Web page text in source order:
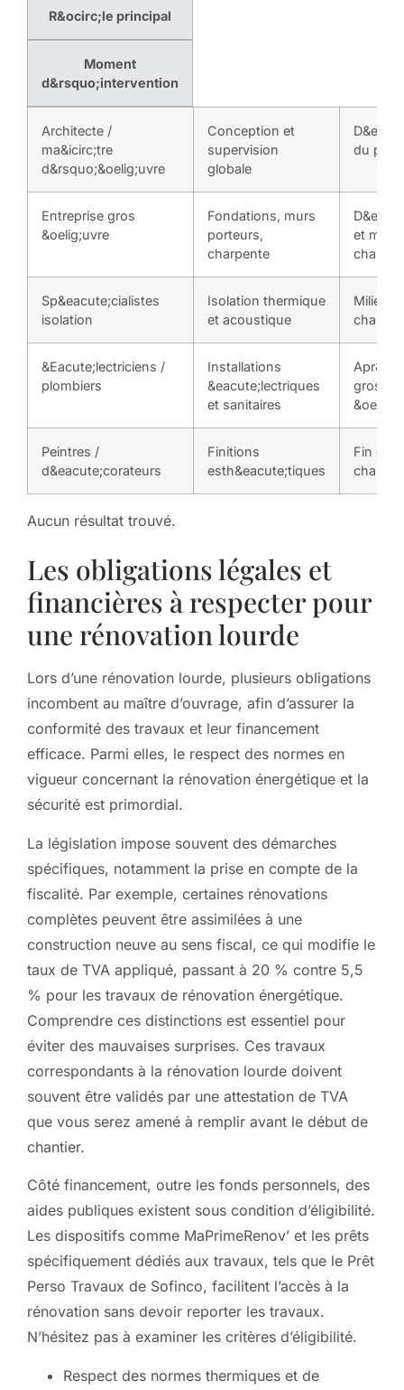
R&ocirc;le principal
Moment
d&rsquo;intervention
Architecte /
ma&icirc;tre
d&rsquo;&oelig;uvre
Conception et
supervision
globale
du
Entreprise gros
&oelig;uvre
Fondations, murs
porteurs,
charpente
et
chantier
Sp&eacute;cialistes
isolation
Isolation thermique
et acoustique
Milieu
chantier
&Eacute;lectriciens /
plombiers
Installations
&eacute;lectriques
et sanitaires
gros
Peintres /
d&eacute;corateurs
Finitions
esth&eacute;tiques
Fin de
chantier
Aucun résultat trouvé.
Les obligations légales et
financières à respecter pour
une rénovation lourde
Lors d’une rénovation lourde, plusieurs obligations
incombent au maître d’ouvrage, afin d’assurer la
conformité des travaux et leur financement
efficace. Parmi elles, le respect des normes en
vigueur concernant la rénovation énergétique et la
sécurité est primordial.
La législation impose souvent des démarches
spécifiques, notamment la prise en compte de la
fiscalité. Par exemple, certaines rénovations
complètes peuvent être assimilées à une
construction neuve au sens fiscal, ce qui modifie le
taux de TVA appliqué, passant à 20 % contre 5,5
% pour les travaux de rénovation énergétique.
Comprendre ces distinctions est essentiel pour
éviter des mauvaises surprises. Ces travaux
correspondants à la rénovation lourde doivent
souvent être validés par une attestation de TVA
que vous serez amené à remplir avant le début de
chantier.
Côté financement, outre les fonds personnels, des
aides publiques existent sous condition d’éligibilité.
Les dispositifs comme MaPrimeRenov’ et les prêts
spécifiquement dédiés aux travaux, tels que le Prêt
Perso Travaux de Sofinco, facilitent l’accès à la
rénovation sans devoir reporter les travaux.
N’hésitez pas à examiner les critères d’éligibilité.
Respect des normes thermiques et de